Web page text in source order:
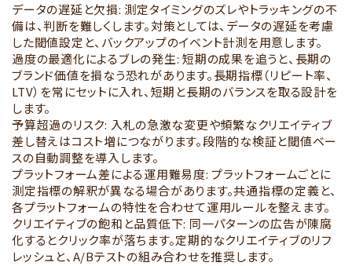
データの遅延と欠損: 測定タイミングのズレやトラッキングの不
備は、判断を難しくします。対策としては、データの遅延を考慮
した閾値設定と、バックアップのイベント計測を用意します。
過度の最適化によるブレの発生: 短期の成果を追うと、長期の
ブランド価値を損なう恐れがあります。長期指標（リピート率、
LTV）を常にセットに入れ、短期と長期のバランスを取る設計を
します。
予算超過のリスク: 入札の急激な変更や頻繁なクリエイティブ
差し替えはコスト増につながります。段階的な検証と閾値ベー
スの自動調整を導入します。
プラットフォーム差による運用難易度: プラットフォームごとに
測定指標の解釈が異なる場合があります。共通指標の定義と、
各プラットフォームの特性を合わせて運用ルールを整えます。
クリエイティブの飽和と品質低下: 同一パターンの広告が陳腐
化するとクリック率が落ちます。定期的なクリエイティブのリフ
レッシュと、A/Bテストの組み合わせを推奨します。